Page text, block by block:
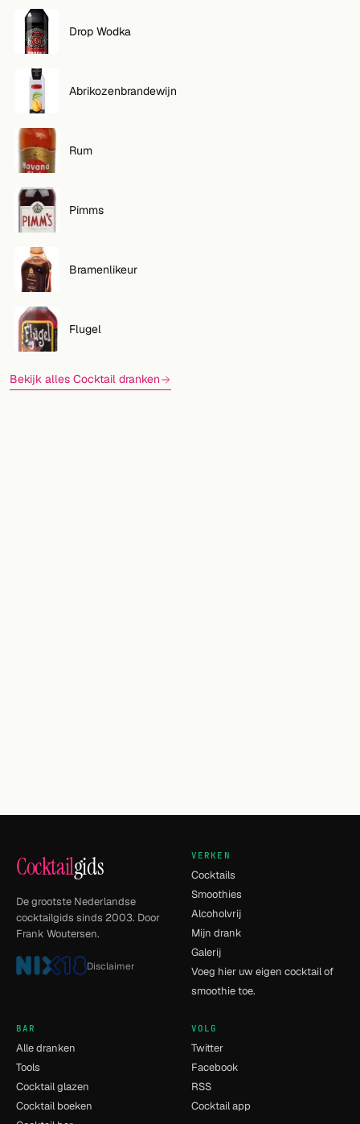
Drop Wodka
Abrikozenbrandewijn
Rum
Pimms
Bramenlikeur
Flugel
Bekijk alles Cocktail dranken
Cocktailgids
De grootste Nederlandse
cocktailgids sinds 2003. Door
Frank Woutersen.
Disclaimer
VERKEN
Cocktails
Smoothies
Alcoholvrij
Mijn drank
Galerij
Voeg hier uw eigen cocktail of
smoothie toe.
BAR
Alle dranken
Tools
Cocktail glazen
Cocktail boeken
VOLG
Twitter
Facebook
RSS
Cocktail app